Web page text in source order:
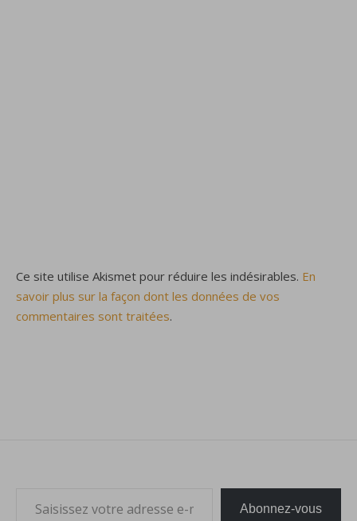
Ce site utilise Akismet pour réduire les indésirables. En
savoir plus sur la façon dont les données de vos
commentaires sont traitées.
Abonnez-vous